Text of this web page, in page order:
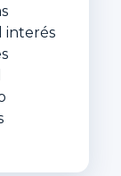
interés